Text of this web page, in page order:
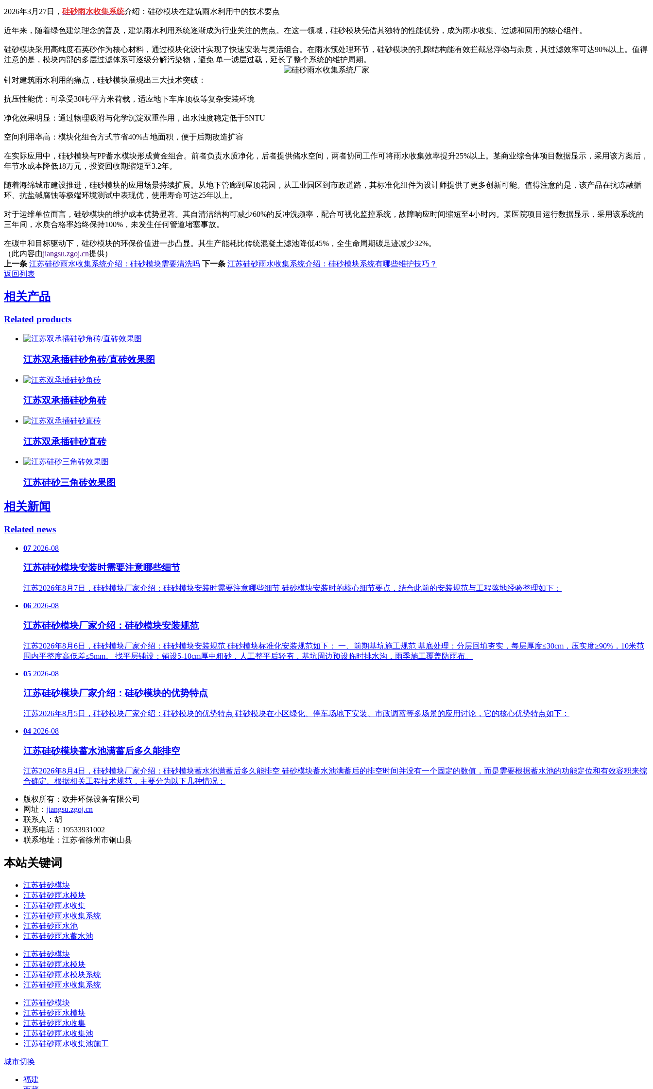
2026年3月27日， 硅砂雨水收集系统介绍：硅砂模块在建筑雨水利用中的技术要点
近年来，随着绿色建筑理念的普及，建筑雨水利用系统逐渐成为行业关注的焦点。在这一领域，硅砂模块凭借其独特的性能优势，成为雨水收集、过滤和回用的核心组件。
硅砂模块采用高纯度石英砂作为核心材料，通过模块化设计实现了快速安装与灵活组合。在雨水预处理环节，硅砂模块的孔隙结构能有效拦截悬浮物与杂质，其过滤效率可达90%以上。值得
注意的是，模块内部的多层过滤体系可逐级分解污染物，避免 单一滤层过载，延长了整个系统的维护周期。
针对建筑雨水利用的痛点，硅砂模块展现出三大技术突破：
抗压性能优：可承受30吨/平方米荷载，适应地下车库顶板等复杂安装环境
净化效果明显：通过物理吸附与化学沉淀双重作用，出水浊度稳定低于5NTU
空间利用率高：模块化组合方式节省40%占地面积，便于后期改造扩容
在实际应用中，硅砂模块与PP蓄水模块形成黄金组合。前者负责水质净化，后者提供储水空间，两者协同工作可将雨水收集效率提升25%以上。某商业综合体项目数据显示，采用该方案后，
年节水成本降低18万元，投资回收期缩短至3.2年。
随着海绵城市建设推进，硅砂模块的应用场景持续扩展。从地下管廊到屋顶花园，从工业园区到市政道路，其标准化组件为设计师提供了更多创新可能。值得注意的是，该产品在抗冻融循
环、抗盐碱腐蚀等极端环境测试中表现优，使用寿命可达25年以上。
对于运维单位而言，硅砂模块的维护成本优势显著。其自清洁结构可减少60%的反冲洗频率，配合可视化监控系统，故障响应时间缩短至4小时内。某医院项目运行数据显示，采用该系统的
三年间，水质合格率始终保持100%，未发生任何管道堵塞事故。
在碳中和目标驱动下，硅砂模块的环保价值进一步凸显。其生产能耗比传统混凝土滤池降低45%，全生命周期碳足迹减少32%。
（此内容由jiangsu.zgoj.cn提供）
上一条 江苏硅砂雨水收集系统介绍：硅砂模块需要清洗吗 下一条 江苏硅砂雨水收集系统介绍：硅砂模块系统有哪些维护技巧？
返回列表
相关产品
Related products
江苏双承插硅砂角砖/直砖效果图
江苏双承插硅砂角砖
江苏双承插硅砂直砖
江苏硅砂三角砖效果图
相关新闻
Related news
07 2026-08
江苏硅砂模块安装时需要注意哪些细节
江苏2026年8月7日，硅砂模块厂家介绍：硅砂模块安装时需要注意哪些细节 硅砂模块安装时的核心细节要点，结合此前的安装规范与工程落地经验整理如下：
06 2026-08
江苏硅砂模块厂家介绍：硅砂模块安装规范
江苏2026年8月6日，硅砂模块厂家介绍：硅砂模块安装规范 硅砂模块标准化安装规范如下： 一、前期基坑施工规范 基底处理‌：分层回填夯实，每层厚度≤30cm，压实度≥90%，10米范
围内平整度高低差≤5mm。 找平层铺设‌：铺设5-10cm厚中粗砂，人工整平后轻夯，基坑周边预设临时排水沟，雨季施工覆盖防雨布。
05 2026-08
江苏硅砂模块厂家介绍：硅砂模块的优势特点
江苏2026年8月5日，硅砂模块厂家介绍：硅砂模块的优势特点 硅砂模块在小区绿化、停车场地下安装、市政调蓄等多场景的应用讨论，它的核心优势特点如下：
04 2026-08
江苏硅砂模块蓄水池满蓄后多久能排空
江苏2026年8月4日，硅砂模块厂家介绍：硅砂模块蓄水池满蓄后多久能排空 硅砂模块蓄水池满蓄后的排空时间并没有一个固定的数值，而是需要根据蓄水池的功能定位和有效容积来综
合确定。根据相关工程技术规范，主要分为以下几种情况：
版权所有：欧井环保设备有限公司
网址： jiangsu.zgoj.cn
联系人：胡
联系电话：19533931002
联系地址： 江苏省徐州市铜山县
本站关键词
江苏硅砂模块
江苏硅砂雨水模块
江苏硅砂雨水收集
江苏硅砂雨水收集系统
江苏硅砂雨水池
江苏硅砂雨水蓄水池
江苏硅砂模块
江苏硅砂雨水模块
江苏硅砂雨水模块系统
江苏硅砂雨水收集系统
江苏硅砂模块
江苏硅砂雨水模块
江苏硅砂雨水收集
江苏硅砂雨水收集池
江苏硅砂雨水收集池施工
城市切换
福建